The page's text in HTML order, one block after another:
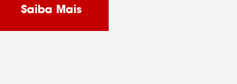
Saiba Mais